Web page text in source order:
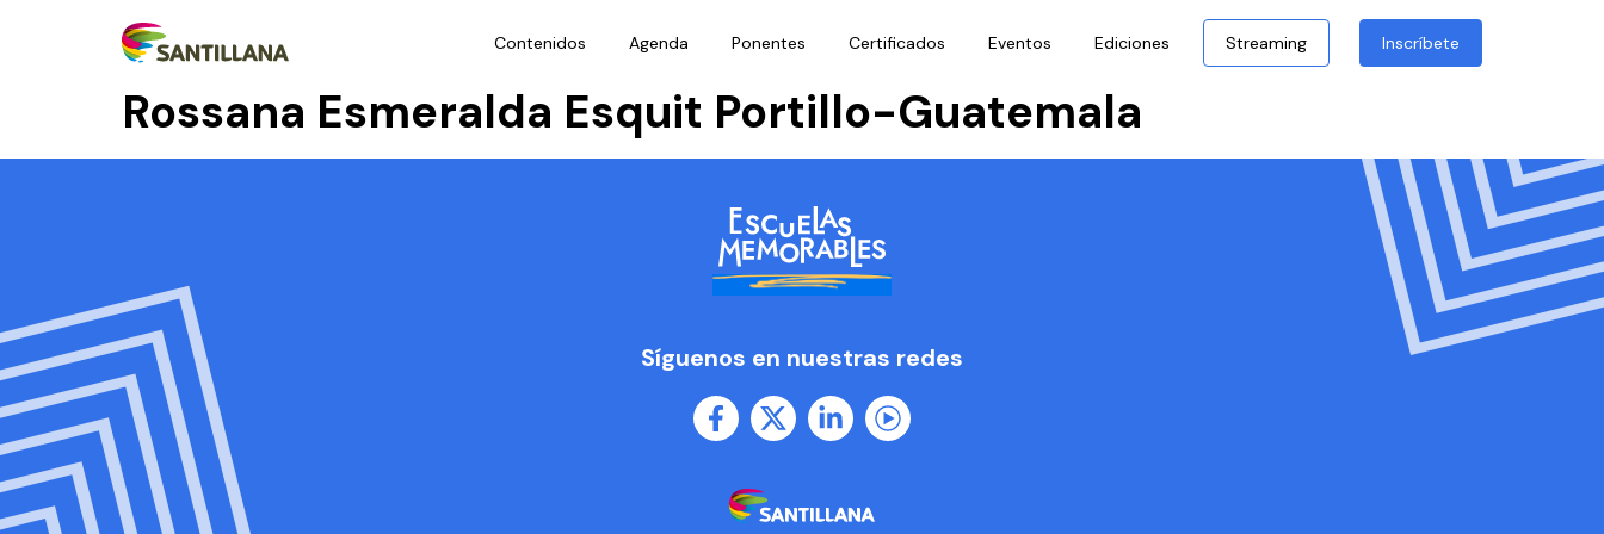
Contenidos Agenda Ponentes Certificados Eventos Ediciones Streaming Inscríbete
Rossana Esmeralda Esquit Portillo-Guatemala
Síguenos en nuestras redes